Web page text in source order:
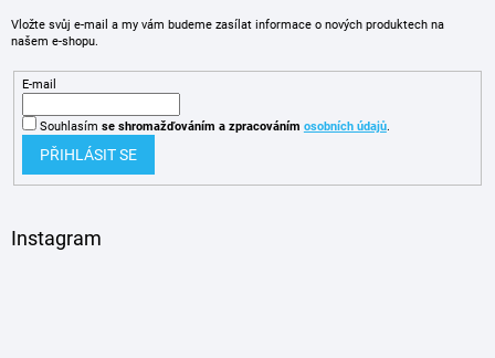
Vložte svůj e-mail a my vám budeme zasílat informace o nových produktech na
našem e-shopu.
E-mail
Souhlasím se shromažďováním a zpracováním osobních údajů.
PŘIHLÁSIT SE
Instagram